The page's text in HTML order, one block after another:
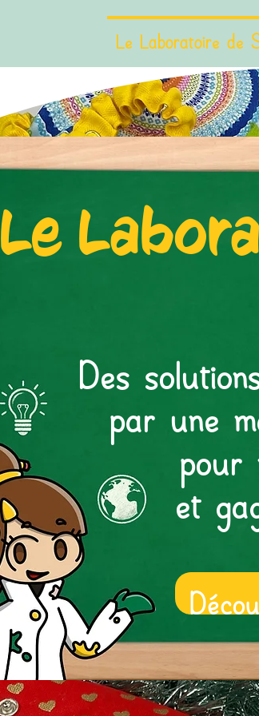
Le Laboratoire de
Le
Des
par une
pour
et